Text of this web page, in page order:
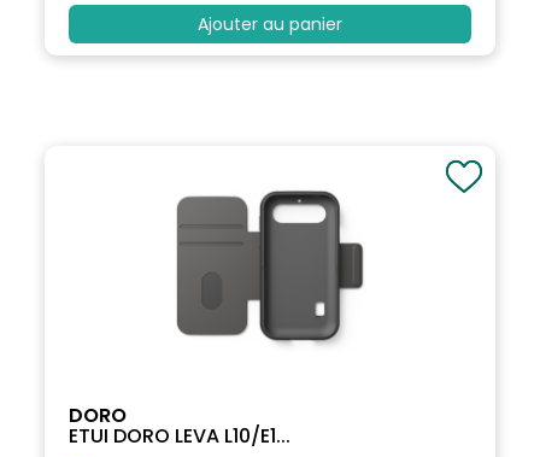
Ajouter au panier
DORO
ETUI DORO LEVA L10/E1...